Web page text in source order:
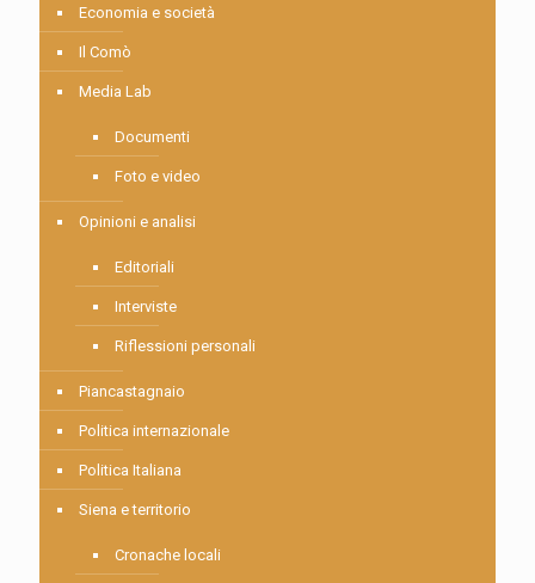
Economia e società
Il Comò
Media Lab
Documenti
Foto e video
Opinioni e analisi
Editoriali
Interviste
Riflessioni personali
Piancastagnaio
Politica internazionale
Politica Italiana
Siena e territorio
Cronache locali